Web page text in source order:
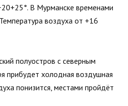
В Мурманске временами
воздуха от +16
полуостров с северным
прибудет холодная воздушная
понизится, местами пройдёт